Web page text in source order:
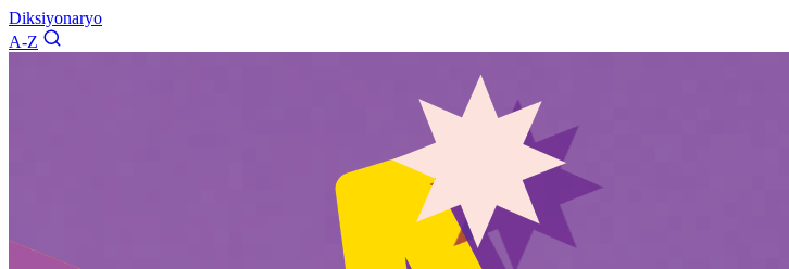
Diksiyonaryo
A-Z